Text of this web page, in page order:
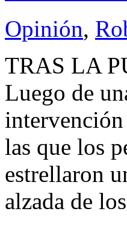
Opinión,
TRAS LA
Luego de
las que los
estrellaron
alzada de